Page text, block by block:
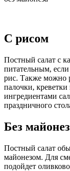
С рисом
Постный салат с
питательным,
рис. Также можно
палочки,
ингредиентами
праздничного
Без
Постный салат
майонезом. Для
подойдет